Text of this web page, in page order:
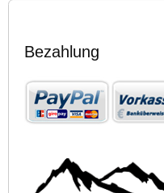
Bezahlung